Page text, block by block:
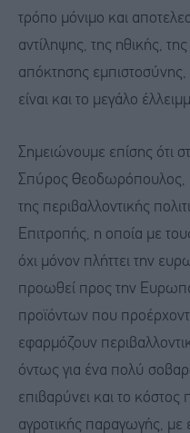
τρόπο μόνιμο και
αντίληψης, της ηθικής,
απόκτησης
είναι και το μεγάλο
Σημειώνουμε επίσης ότι
Σπύρος Θεοδωρόπουλος,
της περιβαλλοντικής
Επιτροπής, η οποία με
όχι μόνον πλήττει την
προωθεί προς την
προϊόντων που
εφαρμόζουν
όντως για ένα πολύ
επιβαρύνει και το
αγροτικής παραγωγής, με